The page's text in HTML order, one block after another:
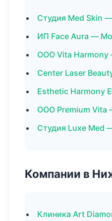
Студия Med Skin
ИП Face Aura —
ООО Vita Harmony
Center Laser
Esthetic Harmony
ООО Premium Vita
Студия Luxe Med
Компании в
Клиника Art